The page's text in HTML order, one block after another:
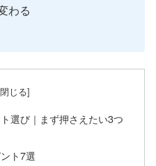
わる
選び｜まず押さえたい3つ
ト7選